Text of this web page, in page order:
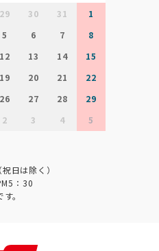
29 30 31
1
5 6 7
8
12 13 14
15
19 20 21
22
26 27 28
29
2 3 4 5
日は除く）
：30
。